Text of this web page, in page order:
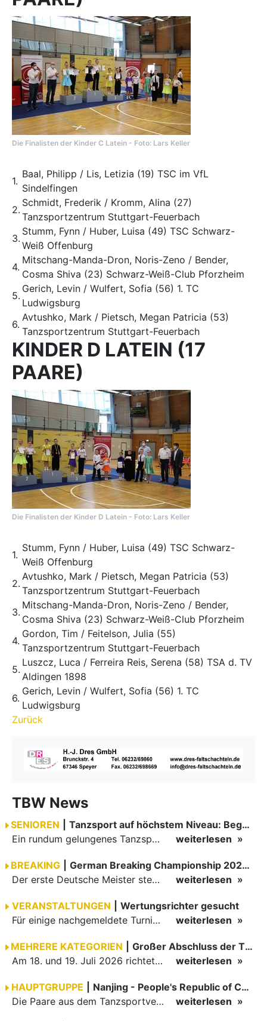
Die Finalisten der Kinder C Latein - Foto: Lars Keller
1.
Baal, Philipp / Lis, Letizia (19) TSC im VfL
Sindelfingen
2.
Schmidt, Frederik / Kromm, Alina (27)
Tanzsportzentrum Stuttgart-Feuerbach
3.
Stumm, Fynn / Huber, Luisa (49) TSC Schwarz-
Weiß Offenburg
4.
Mitschang-Manda-Dron, Noris-Zeno / Bender,
Cosma Shiva (23) Schwarz-Weiß-Club Pforzheim
5.
Gerich, Levin / Wulfert, Sofia (56) 1. TC
Ludwigsburg
6.
Avtushko, Mark / Pietsch, Megan Patricia (53)
Tanzsportzentrum Stuttgart-Feuerbach
KINDER D LATEIN (17
PAARE)
Die Finalisten der Kinder D Latein - Foto: Lars Keller
1.
Stumm, Fynn / Huber, Luisa (49) TSC Schwarz-
Weiß Offenburg
2.
Avtushko, Mark / Pietsch, Megan Patricia (53)
Tanzsportzentrum Stuttgart-Feuerbach
3.
Mitschang-Manda-Dron, Noris-Zeno / Bender,
Cosma Shiva (23) Schwarz-Weiß-Club Pforzheim
4.
Gordon, Tim / Feitelson, Julia (55)
Tanzsportzentrum Stuttgart-Feuerbach
5.
Luszcz, Luca / Ferreira Reis, Serena (58) TSA d. TV
Aldingen 1898
6.
Gerich, Levin / Wulfert, Sofia (56) 1. TC
Ludwigsburg
Zurück
TBW News
SENIOREN
Tanzsport auf höchstem Niveau: Begeisterung bei den Turnieren in…
Ein rundum gelungenes Tanzsport-Wochenende liegt hinter den Paaren und Organisatoren in Enzklösterle. Am 1. und 2. August 2026 verwandelte sich die Festhalle wieder in einen lebendigen Mittelpunkt des…
weiterlesen
BREAKING
German Breaking Championship 2026 in Hannover
Der erste Deutsche Meister steht fest B-Boy Roman siegt bei den Juniors
weiterlesen
VERANSTALTUNGEN
Wertungsrichter gesucht
Für einige nachgemeldete Turniere im 2 Halbjahr sucht der ZWE noch Wertungsrichter.
weiterlesen
MEHRERE KATEGORIEN
Großer Abschluss der TBW-Trophy in Weinheim
Am 18. und 19. Juli 2026 richtete die Tanzsportabteilung (TSA) der TSG 1862 Weinheim das Abschlussturnier der diesjährigen TBW-Trophy-Serie aus. Zum traditionellen Saisonfinale kamen rund 400 Starts über…
weiterlesen
HAUPTGRUPPE
Nanjing - People's Republic of China
Die Paare aus dem Tanzsportverband Baden-Württemberg (TBW) haben beim hochklassig besetzten WDSF GrandSlam im chinesischen Nanjing wieder einmal auf internationalem Top-Niveau geglänzt. Das…
weiterlesen